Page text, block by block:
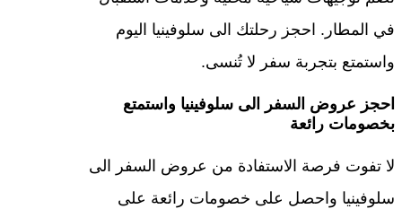
في المطار. احجز رحلتك الى سلوفينيا اليوم
واستمتع بتجربة سفر لا تُنسى.
احجز عروض السفر الى سلوفينيا واستمتع
بخصومات رائعة
لا تفوت فرصة الاستفادة من عروض السفر الى
سلوفينيا واحصل على خصومات رائعة على